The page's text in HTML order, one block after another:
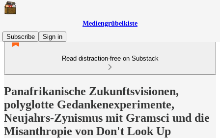
Mediengrübelkiste
Subscribe
Sign in
Read distraction-free on Substack
Panafrikanische Zukunftsvisionen,
polyglotte Gedankenexperimente,
Neujahrs-Zynismus mit Gramsci und die
Misanthropie von Don't Look Up